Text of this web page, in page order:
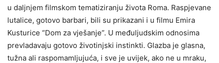
u daljnjem filmskom tematiziranju života Roma. Raspjevane
lutalice, gotovo barbari, bili su prikazani i u filmu Emira
Kusturice “Dom za vješanje”. U međuljudskim odnosima
prevladavaju gotovo životinjski instinkti. Glazba je glasna,
tužna ali raspomamljujuća, i sve je uvijek, ako ne u mraku,